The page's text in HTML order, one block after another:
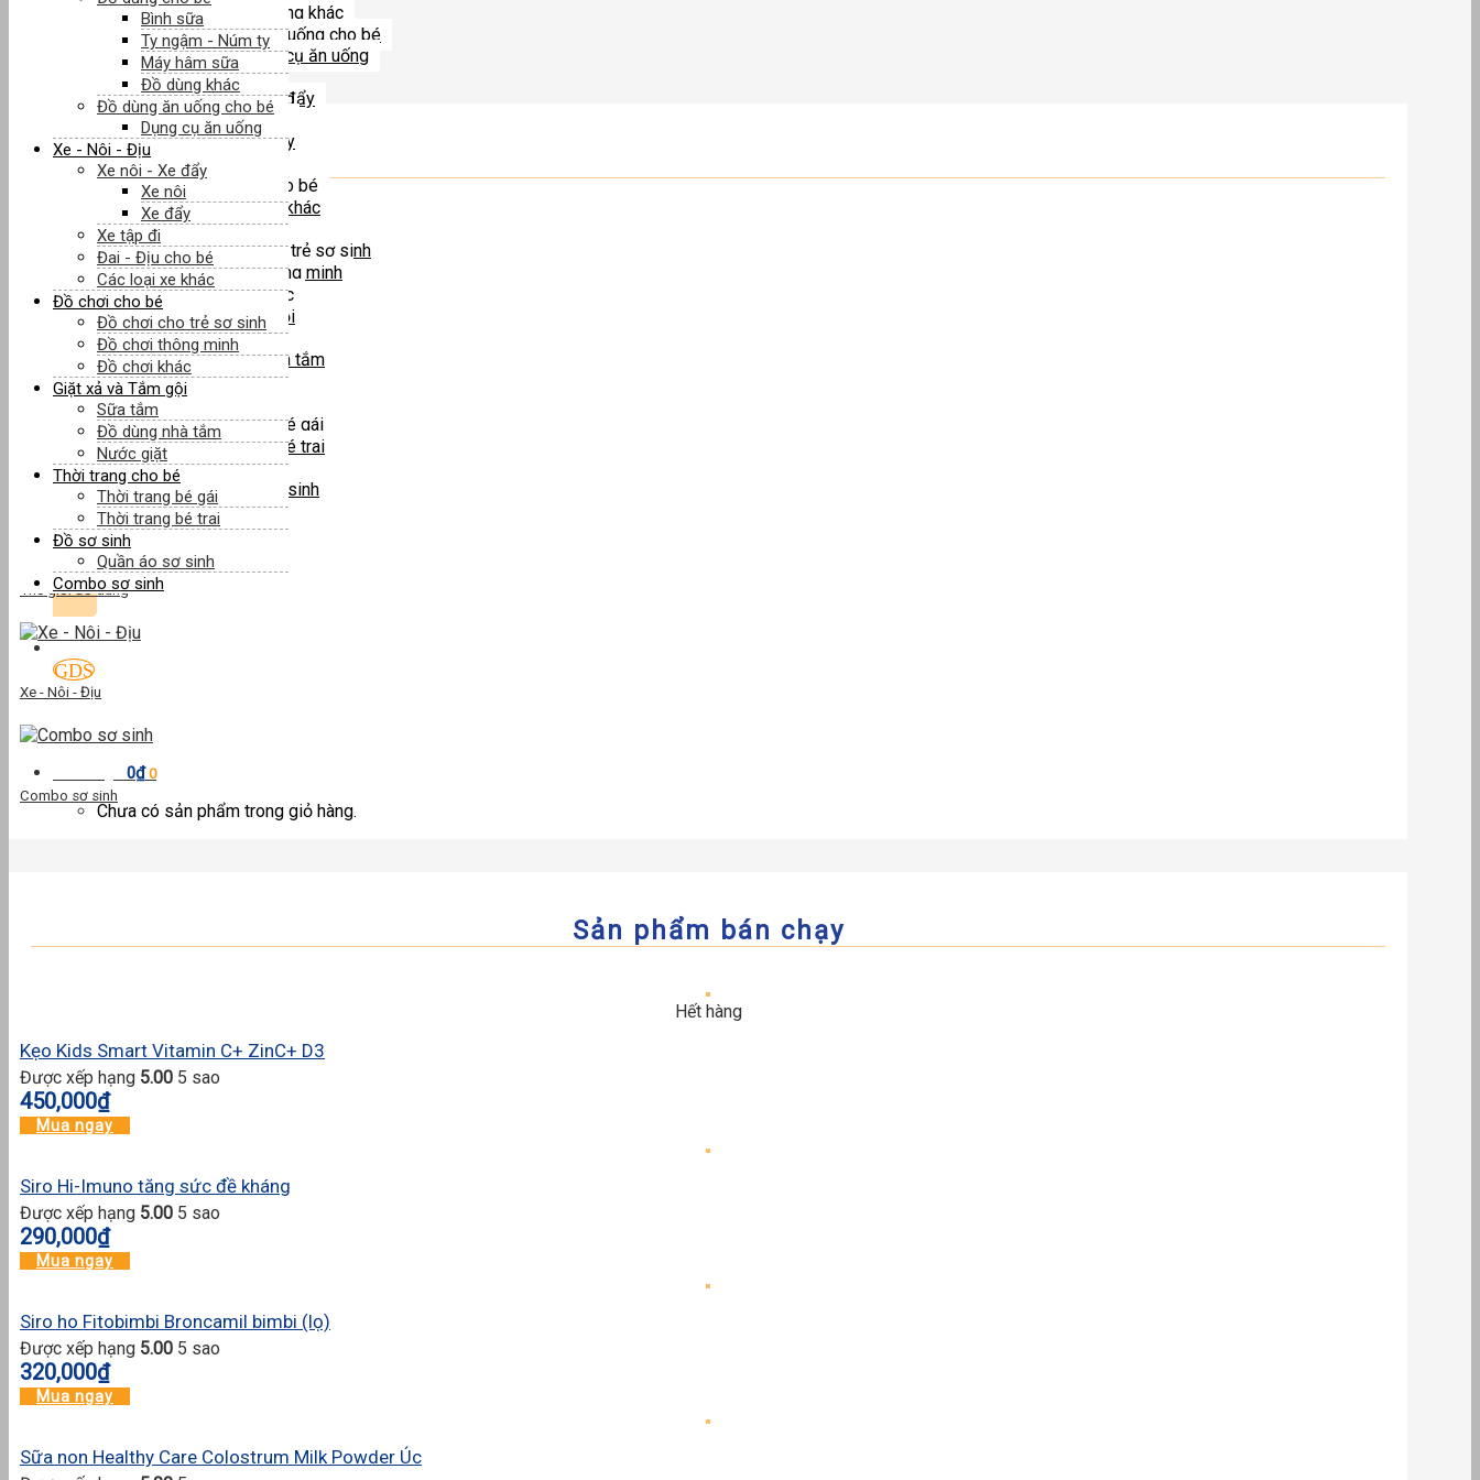
Đồ dùng khác
Đồ dùng ăn uống cho bé
Dụng cụ ăn uống
Xe - Nôi - Địu
Xe nôi - Xe đẩy
Xe nôi
Xe đẩy
Xe tập đi
Đai - Địu cho bé
Các loại xe khác
Đồ chơi cho bé
Đồ chơi cho trẻ sơ sinh
Đồ chơi thông minh
Đồ chơi khác
Giặt xả và Tắm gội
Sữa tắm
Đồ dùng nhà tắm
Nước giặt
Thời trang cho bé
Thời trang bé gái
Thời trang bé trai
Đồ sơ sinh
Quần áo sơ sinh
Combo sơ sinh
Tìm
kiếm:
Đăng nhập
0₫ 0
Chưa có sản phẩm trong giỏ hàng.
Bình sữa
Ty ngậm - Núm ty
Máy hâm sữa
Đồ dùng khác
Đồ dùng ăn uống cho bé
Dụng cụ ăn uống
Xe - Nôi - Địu
Xe nôi - Xe đẩy
Xe nôi
Xe đẩy
Xe tập đi
Đai - Địu cho bé
Các loại xe khác
Đồ chơi cho bé
Đồ chơi cho trẻ sơ sinh
Đồ chơi thông minh
Đồ chơi khác
Giặt xả và Tắm gội
Sữa tắm
Đồ dùng nhà tắm
Nước giặt
Thời trang cho bé
Thời trang bé gái
Thời trang bé trai
Đồ sơ sinh
Quần áo sơ sinh
Combo sơ sinh
Danh mục nổi bật
Bỉm - Tã - Vệ sinh
Sữa bột - Sữa nước
Thực phẩm chức năng
Thế giới đồ dùng
Xe - Nôi - Địu
Combo sơ sinh
Sản phẩm bán chạy
Hết hàng
Kẹo Kids Smart Vitamin C+ ZinC+ D3
Được xếp hạng 5.00 5 sao
450,000₫
Mua ngay
Siro Hi-Imuno tăng sức đề kháng
Được xếp hạng 5.00 5 sao
290,000₫
Mua ngay
Siro ho Fitobimbi Broncamil bimbi (lọ)
Được xếp hạng 5.00 5 sao
320,000₫
Mua ngay
Sữa non Healthy Care Colostrum Milk Powder Úc